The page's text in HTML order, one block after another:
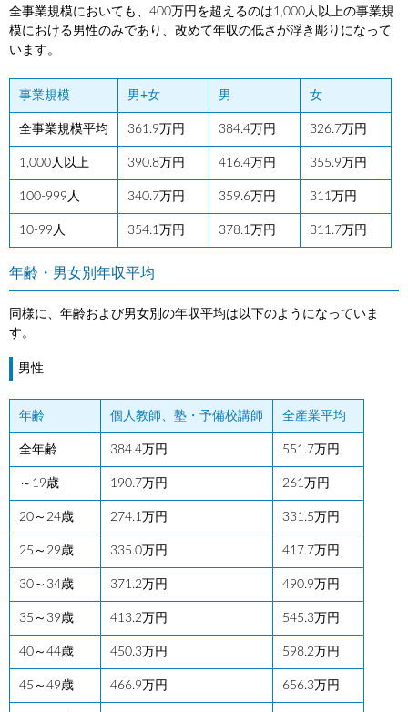
全事業規模においても、400万円を超えるのは1,000人以上の事業規
模における男性のみであり、改めて年収の低さが浮き彫りになって
います。
事業規模 男+女 男 女
全事業規模平均 361.9万円 384.4万円 326.7万円
1,000人以上 390.8万円 416.4万円 355.9万円
100-999人 340.7万円 359.6万円 311万円
10-99人 354.1万円 378.1万円 311.7万円
年齢・男女別年収平均
同様に、年齢および男女別の年収平均は以下のようになっていま
す。
男性
年齢 個人教師、塾・予備校講師 全産業平均
全年齢 384.4万円 551.7万円
～19歳 190.7万円 261万円
20～24歳 274.1万円 331.5万円
25～29歳 335.0万円 417.7万円
30～34歳 371.2万円 490.9万円
35～39歳 413.2万円 545.3万円
40～44歳 450.3万円 598.2万円
45～49歳 466.9万円 656.3万円